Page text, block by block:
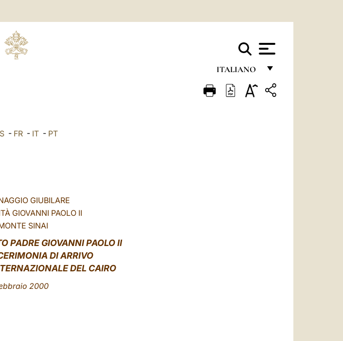
ITALIANO
FRANÇAIS
- FR- IT- PT
GIUBILARE
GIOVANNI PAOLO II
SINAI
PADRE GIOVANNI PAOLO II
DI ARRIVO
DEL CAIRO
2000